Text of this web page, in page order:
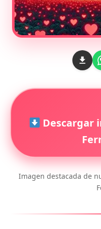
Descargar
Imagen destacada de